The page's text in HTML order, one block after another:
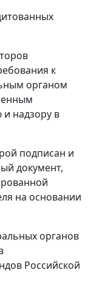
к
органом
надзору в
подписан и
документ,
на основании
органов
Российской